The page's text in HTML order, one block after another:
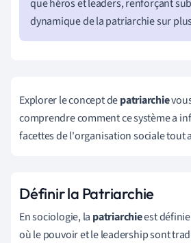
que héros et leaders, renforçant
dynamique de la patriarchie sur
Explorer le concept depatriarchie
comprendre comment ce système a
facettes de l'organisation sociale tout
Définir la Patriarchie
En sociologie, la patriarchieest
où le pouvoir et le leadership sont